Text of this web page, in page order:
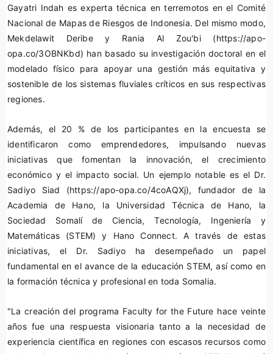
Gayatri Indah es experta técnica en terremotos en el Comité
Nacional de Mapas de Riesgos de Indonesia. Del mismo modo,
Mekdelawit Deribe y Rania Al Zou'bi (https://apo-
opa.co/3OBNKbd) han basado su investigación doctoral en el
modelado físico para apoyar una gestión más equitativa y
sostenible de los sistemas fluviales críticos en sus respectivas
regiones.
Además, el 20 % de los participantes en la encuesta se
identificaron como emprendedores, impulsando nuevas
iniciativas que fomentan la innovación, el crecimiento
económico y el impacto social. Un ejemplo notable es el Dr.
Sadiyo Siad (https://apo-opa.co/4coAQXj), fundador de la
Academia de Hano, la Universidad Técnica de Hano, la
Sociedad Somalí de Ciencia, Tecnología, Ingeniería y
Matemáticas (STEM) y Hano Connect. A través de estas
iniciativas, el Dr. Sadiyo ha desempeñado un papel
fundamental en el avance de la educación STEM, así como en
la formación técnica y profesional en toda Somalia.
"La creación del programa Faculty for the Future hace veinte
años fue una respuesta visionaria tanto a la necesidad de
experiencia científica en regiones con escasos recursos como